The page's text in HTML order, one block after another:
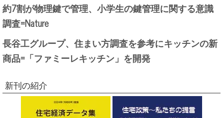
約7割が物理鍵で管理、小学生の鍵管理に関する意識
調査=Nature
長谷工グループ、住まい方調査を参考にキッチンの新
商品=「ファミーレキッチン」を開発
新刊の紹介